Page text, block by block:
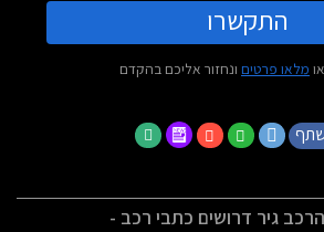
התקשרו
מלאו פרטים ונחזור אליכם בהקדם
גיר דרושים כתבי רכב -